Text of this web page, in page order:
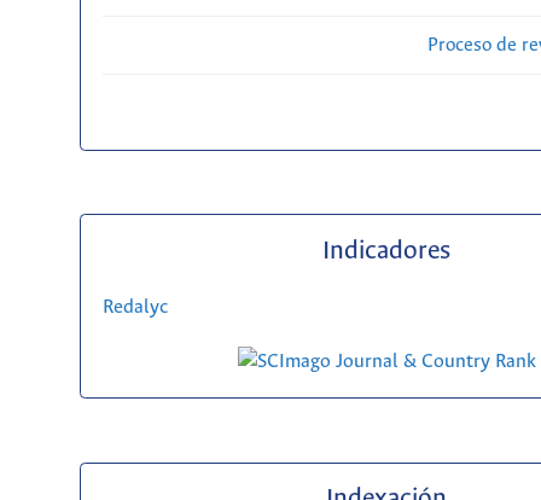
Proceso de
Indicadores
Redalyc